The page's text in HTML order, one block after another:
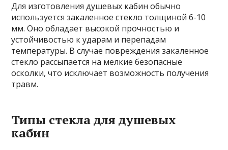
Для изготовления душевых кабин обычно
используется закаленное стекло толщиной 6-10
мм. Оно обладает высокой прочностью и
устойчивостью к ударам и перепадам
температуры. В случае повреждения закаленное
стекло рассыпается на мелкие безопасные
осколки, что исключает возможность получения
травм.
Типы стекла для душевых
кабин